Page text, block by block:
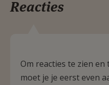
Reacties
Om reacties te zien
moet je je eerst even